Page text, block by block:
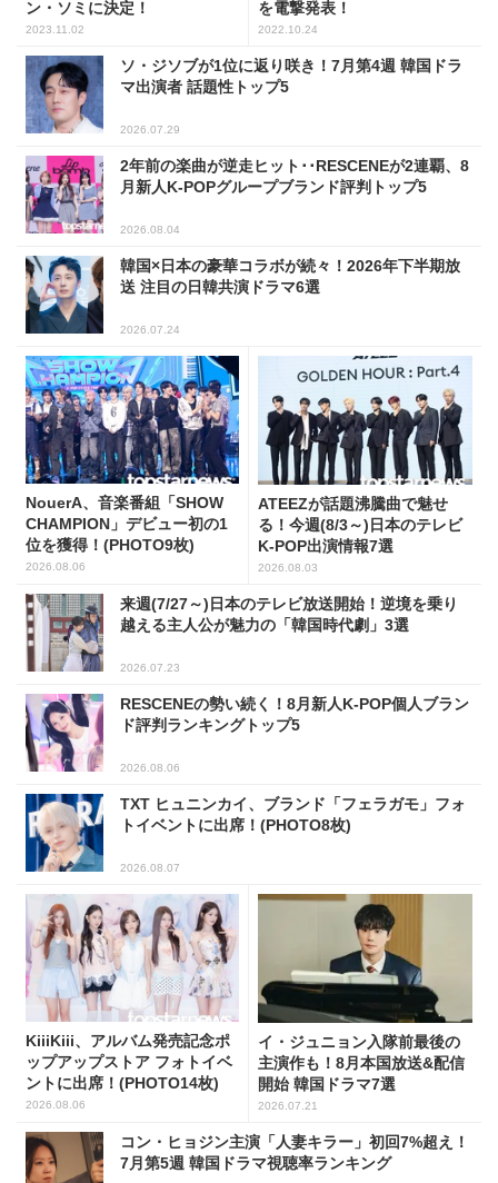
ン・ソミに決定！
2023.11.02
を電撃発表！
2022.10.24
ソ・ジソブが1位に返り咲き！7月第4週 韓国ドラ
マ出演者 話題性トップ5
2026.07.29
2年前の楽曲が逆走ヒット･･RESCENEが2連覇、8
月新人K-POPグループブランド評判トップ5
2026.08.04
韓国×日本の豪華コラボが続々！2026年下半期放
送 注目の日韓共演ドラマ6選
2026.07.24
NouerA、音楽番組「SHOW
CHAMPION」デビュー初の1
位を獲得！(PHOTO9枚)
2026.08.06
ATEEZが話題沸騰曲で魅せ
る！今週(8/3～)日本のテレビ
K-POP出演情報7選
2026.08.03
来週(7/27～)日本のテレビ放送開始！逆境を乗り
越える主人公が魅力の「韓国時代劇」3選
2026.07.23
RESCENEの勢い続く！8月新人K-POP個人ブラン
ド評判ランキングトップ5
2026.08.06
TXT ヒュニンカイ、ブランド「フェラガモ」フォ
トイベントに出席！(PHOTO8枚)
2026.08.07
KiiiKiii、アルバム発売記念ポ
ップアップストア フォトイベ
ントに出席！(PHOTO14枚)
2026.08.06
イ・ジュニョン入隊前最後の
主演作も！8月本国放送&配信
開始 韓国ドラマ7選
2026.07.21
コン・ヒョジン主演「人妻キラー」初回7%超え！
7月第5週 韓国ドラマ視聴率ランキング